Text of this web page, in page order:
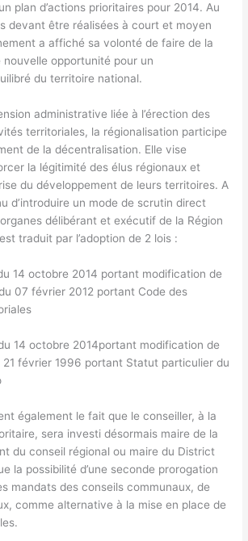
plan d’actions prioritaires pour 2014. Au
devant être réalisées à court et moyen
a affiché sa volonté de faire de la
nouvelle opportunité pour un
du territoire national.
administrative liée à l’érection des
territoriales, la régionalisation participe
de la décentralisation. Elle vise
la légitimité des élus régionaux et
du développement de leurs territoires. A
d’introduire un mode de scrutin direct
délibérant et exécutif de la Région
traduit par l’adoption de 2 lois :
14 octobre 2014 portant modification de
07 février 2012 portant Code des
14 octobre 2014portant modification de
21 février 1996 portant Statut particulier du
également le fait que le conseiller, à la
sera investi désormais maire de la
du conseil régional ou maire du District
la possibilité d’une seconde prorogation
mandats des conseils communaux, de
comme alternative à la mise en place de